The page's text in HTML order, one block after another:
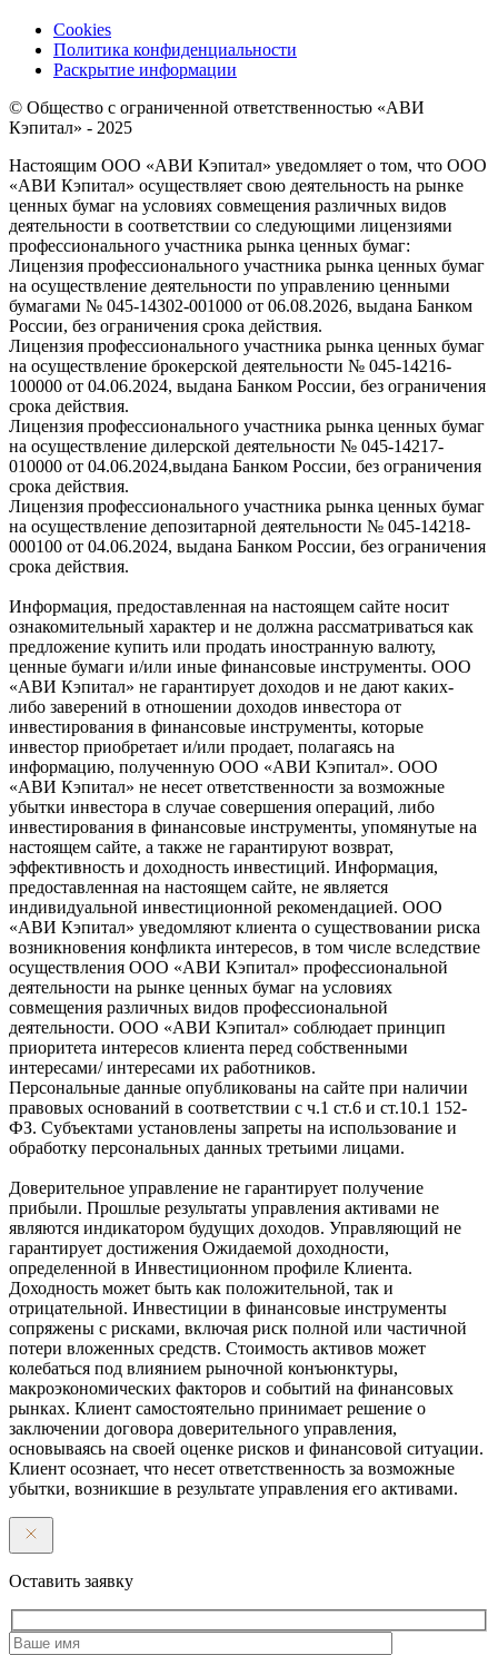
Cookies
Политика конфиденциальности
Раскрытие информации
© Общество с ограниченной ответственностью «АВИ
Кэпитал» - 2025
Настоящим ООО «АВИ Кэпитал» уведомляет о том, что ООО
«АВИ Кэпитал» осуществляет свою деятельность на рынке
ценных бумаг на условиях совмещения различных видов
деятельности в соответствии со следующими лицензиями
профессионального участника рынка ценных бумаг:
Лицензия профессионального участника рынка ценных бумаг
на осуществление деятельности по управлению ценными
бумагами № 045-14302-001000 от 06.08.2026, выдана Банком
России, без ограничения срока действия.
Лицензия профессионального участника рынка ценных бумаг
на осуществление брокерской деятельности № 045-14216-
100000 от 04.06.2024, выдана Банком России, без ограничения
срока действия.
Лицензия профессионального участника рынка ценных бумаг
на осуществление дилерской деятельности № 045-14217-
010000 от 04.06.2024,выдана Банком России, без ограничения
срока действия.
Лицензия профессионального участника рынка ценных бумаг
на осуществление депозитарной деятельности № 045-14218-
000100 от 04.06.2024, выдана Банком России, без ограничения
срока действия.
Информация, предоставленная на настоящем сайте носит
ознакомительный характер и не должна рассматриваться как
предложение купить или продать иностранную валюту,
ценные бумаги и/или иные финансовые инструменты. ООО
«АВИ Кэпитал» не гарантирует доходов и не дают каких-
либо заверений в отношении доходов инвестора от
инвестирования в финансовые инструменты, которые
инвестор приобретает и/или продает, полагаясь на
информацию, полученную ООО «АВИ Кэпитал». ООО
«АВИ Кэпитал» не несет ответственности за возможные
убытки инвестора в случае совершения операций, либо
инвестирования в финансовые инструменты, упомянутые на
настоящем сайте, а также не гарантируют возврат,
эффективность и доходность инвестиций. Информация,
предоставленная на настоящем сайте, не является
индивидуальной инвестиционной рекомендацией. ООО
«АВИ Кэпитал» уведомляют клиента о существовании риска
возникновения конфликта интересов, в том числе вследствие
осуществления ООО «АВИ Кэпитал» профессиональной
деятельности на рынке ценных бумаг на условиях
совмещения различных видов профессиональной
деятельности. ООО «АВИ Кэпитал» соблюдает принцип
приоритета интересов клиента перед собственными
интересами/ интересами их работников.
Персональные данные опубликованы на сайте при наличии
правовых оснований в соответствии с ч.1 ст.6 и ст.10.1 152-
ФЗ. Субъектами установлены запреты на использование и
обработку персональных данных третьими лицами.
Доверительное управление не гарантирует получение
прибыли. Прошлые результаты управления активами не
являются индикатором будущих доходов. Управляющий не
гарантирует достижения Ожидаемой доходности,
определенной в Инвестиционном профиле Клиента.
Доходность может быть как положительной, так и
отрицательной. Инвестиции в финансовые инструменты
сопряжены с рисками, включая риск полной или частичной
потери вложенных средств. Стоимость активов может
колебаться под влиянием рыночной конъюнктуры,
макроэкономических факторов и событий на финансовых
рынках. Клиент самостоятельно принимает решение о
заключении договора доверительного управления,
основываясь на своей оценке рисков и финансовой ситуации.
Клиент осознает, что несет ответственность за возможные
убытки, возникшие в результате управления его активами.
Оставить заявку